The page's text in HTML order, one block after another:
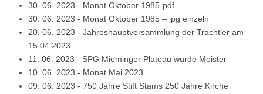
30. 06. 2023 - Monat Oktober 1985-pdf
30. 06. 2023 - Monat Oktober 1985 – jpg einzeln
20. 06. 2023 - Jahreshauptversammlung der Trachtler am
15.04.2023
11. 06. 2023 - SPG Mieminger Plateau wurde Meister
10. 06. 2023 - Monat Mai 2023
09. 06. 2023 - 750 Jahre Stift Stams 250 Jahre Kirche